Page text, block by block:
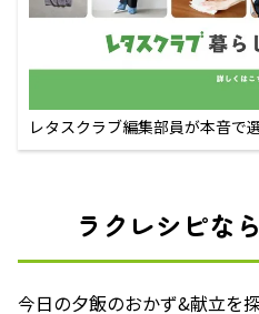
レタスクラブ編集部員が本音で
ラクレシピな
今日の夕飯のおかず&献立を